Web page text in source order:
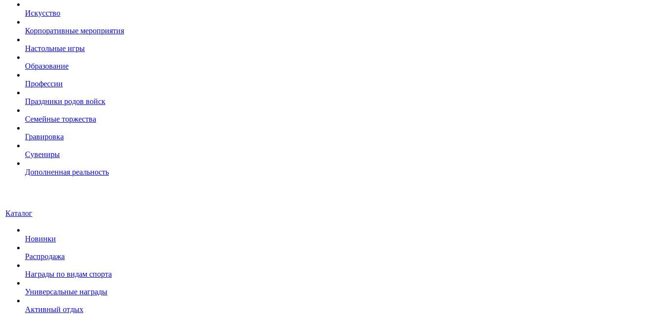
Искусство
Корпоративные мероприятия
Настольные игры
Образование
Профессии
Праздники родов войск
Семейные торжества
Гравировка
Сувениры
Дополненная реальность
Каталог
Новинки
Распродажа
Награды по видам спорта
Универсальные награды
Активный отдых